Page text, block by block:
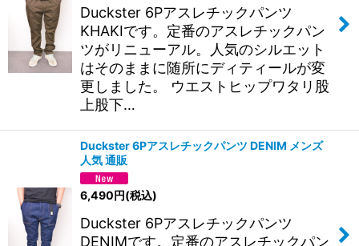
Duckster 6Pアスレチックパンツ
KHAKIです。定番のアスレチックパン
ツがリニューアル。人気のシルエット
はそのままに随所にディティールが変
更しました。 ウエストヒップワタリ股
上股下…
Duckster 6Pアスレチックパンツ DENIM メンズ
人気 通販
6,490円(税込)
Duckster 6Pアスレチックパンツ
DENIMです。定番のアスレチックパン